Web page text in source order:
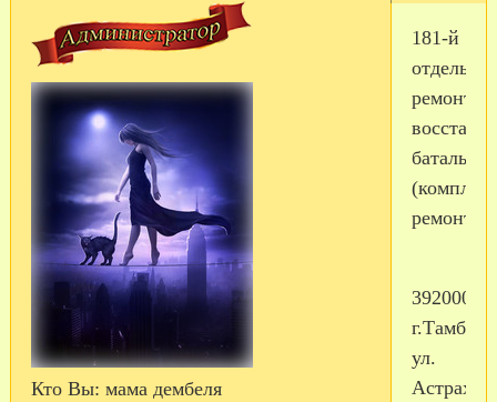
Кто Вы: мама дембеля
181-й
батальон
ремонта)
392000,
г.Тамбов-
ул.